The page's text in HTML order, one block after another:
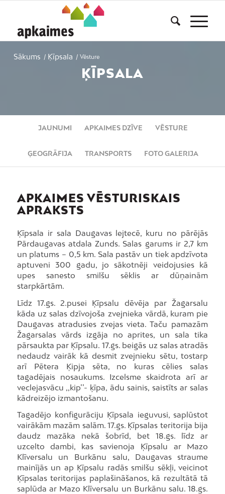
Sākums / Ķīpsala / Vēsture
ĶĪPSALA
JAUNUMI APKAIMES DZĪVE VĒSTURE
ĢEOGRĀFIJA TRANSPORTS FOTO GALERIJA
APKAIMES VĒSTURISKAIS
APRAKSTS
Ķīpsala ir sala Daugavas lejtecē, kuru no pārējās
Pārdaugavas atdala Zunds. Salas garums ir 2,7 km
un platums – 0,5 km. Sala pastāv un tiek apdzīvota
aptuveni 300 gadu, jo sākotnēji veidojusies kā
upes sanesto smilšu sēklis ar dūņainām
starpkārtām.
Līdz 17.gs. 2.pusei Ķīpsalu dēvēja par Žagarsalu
kāda uz salas dzīvojoša zvejnieka vārdā, kuram pie
Daugavas atradusies zvejas vieta. Taču pamazām
Žagarsalas vārds izgāja no aprites, un sala tika
pārsaukta par Ķīpsalu. 17.gs. beigās uz salas atradās
nedaudz vairāk kā desmit zvejnieku sētu, tostarp
arī Pētera Ķipja sēta, no kuras cēlies salas
tagadējais nosaukums. Izcelsme skaidrota arī ar
veclejasvācu ,,kip’’- ķīpa, ādu sainis, saistīts ar salas
kādreizējo izmantošanu.
Tagadējo konfigurāciju Ķīpsala ieguvusi, saplūstot
vairākām mazām salām. 17.gs. Ķīpsalas teritorija bija
daudz mazāka nekā šobrīd, bet 18.gs. līdz ar
uzcelto dambi, kas savienoja Ķīpsalu ar Mazo
Klīversalu un Burkānu salu, Daugavas straume
mainījās un ap Ķīpsalu radās smilšu sēkļi, veicinot
Ķīpsalas teritorijas paplašināšanos, kā rezultātā tā
saplūda ar Mazo Klīversalu un Burkānu salu. 18.gs.